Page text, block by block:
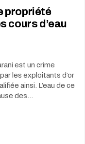
propriété
cours d’eau
est un crime
les exploitants d’or
ainsi. L’eau de ce
des…